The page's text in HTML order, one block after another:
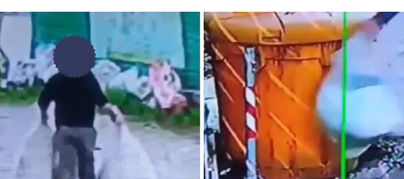
SOCIETÀ
CULTURA
ECONOMIA E LAVORO
EVENTI
SPORT